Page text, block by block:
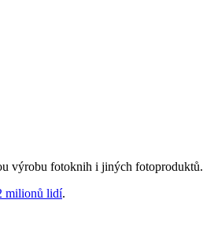
výrobu fotoknih i jiných fotoproduktů.
milionů lidí.